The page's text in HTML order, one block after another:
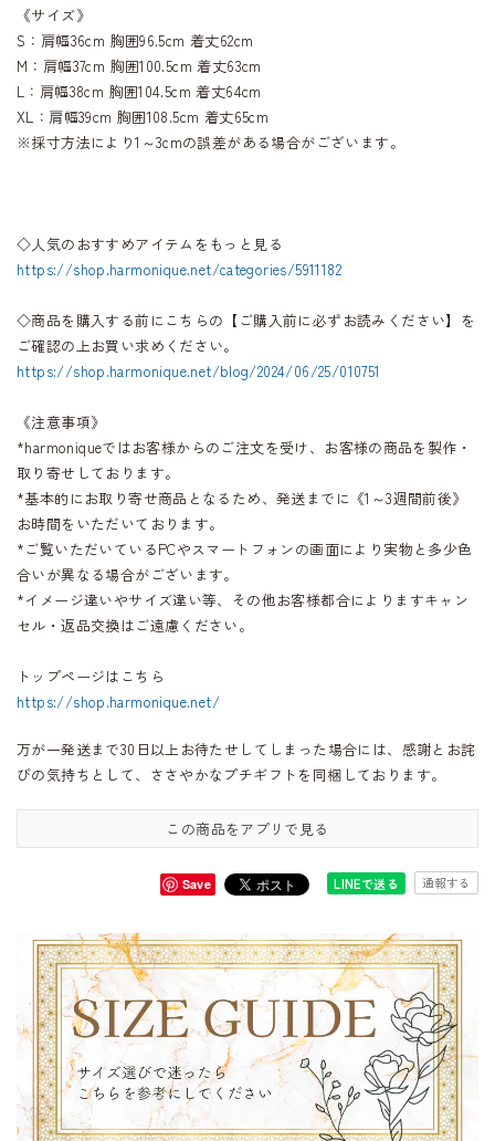
《サイズ》
S：肩幅36cm 胸囲96.5cm 着丈62cm
M：肩幅37cm 胸囲100.5cm 着丈63cm
L：肩幅38cm 胸囲104.5cm 着丈64cm
XL：肩幅39cm 胸囲108.5cm 着丈65cm
※採寸方法により1～3cmの誤差がある場合がございます。
◇人気のおすすめアイテムをもっと見る
https://shop.harmonique.net/categories/5911182
◇商品を購入する前にこちらの【ご購入前に必ずお読みください】を
ご確認の上お買い求めください。
https://shop.harmonique.net/blog/2024/06/25/010751
《注意事項》
*harmoniqueではお客様からのご注文を受け、お客様の商品を製作・
取り寄せしております。
*基本的にお取り寄せ商品となるため、発送までに《1～3週間前後》
お時間をいただいております。
*ご覧いただいているPCやスマートフォンの画面により実物と多少色
合いが異なる場合がございます。
*イメージ違いやサイズ違い等、その他お客様都合によりますキャン
セル・返品交換はご遠慮ください。
トップページはこちら
https://shop.harmonique.net/
万が一発送まで30日以上お待たせしてしまった場合には、感謝とお詫
びの気持ちとして、ささやかなプチギフトを同梱しております。
この商品をアプリで見る
Save LINEで送る 通報する